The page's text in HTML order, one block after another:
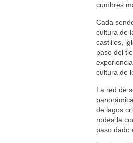
cumbres
Cada
cultura de
castillos,
paso del
cultura de
La red de
de lagos
rodea la
paso dado